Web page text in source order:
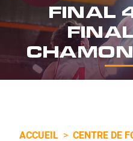
FINAL
ACCUEIL > CENTRE DE